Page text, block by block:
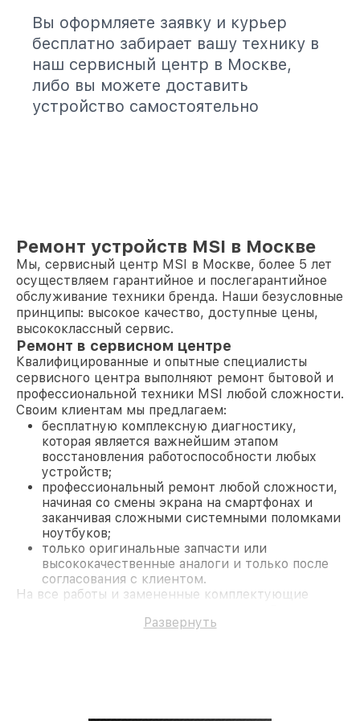
Вы оформляете заявку и курьер
бесплатно забирает вашу технику в
наш сервисный центр в Москве,
либо вы можете доставить
устройство самостоятельно
Ремонт устройств MSI в Москве
Мы, сервисный центр MSI в Москве, более 5 лет
осуществляем гарантийное и послегарантийное
обслуживание техники бренда. Наши безусловные
принципы: высокое качество, доступные цены,
высококлассный сервис.
Ремонт в сервисном центре
Квалифицированные и опытные специалисты
сервисного центра выполняют ремонт бытовой и
профессиональной техники MSI любой сложности.
Своим клиентам мы предлагаем:
бесплатную комплексную диагностику,
которая является важнейшим этапом
восстановления работоспособности любых
устройств;
профессиональный ремонт любой сложности,
начиная со смены экрана на смартфонах и
заканчивая сложными системными поломками
ноутбуков;
только оригинальные запчасти или
высококачественные аналоги и только после
согласования с клиентом.
На все работы и замененные комплектующие
поломки по условиям гарантии, мы бесплатно
Развернуть